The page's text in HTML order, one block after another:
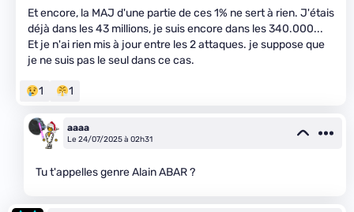
Et encore, la MAJ d'une partie de ces 1% ne sert à rien. J'étais
déjà dans les 43 millions, je suis encore dans les 340.000...
Et je n'ai rien mis à jour entre les 2 attaques. je suppose que
je ne suis pas le seul dans ce cas.
1 1
aaaa
Le 24/07/2025 à 02h31
Tu t'appelles genre Alain ABAR ?